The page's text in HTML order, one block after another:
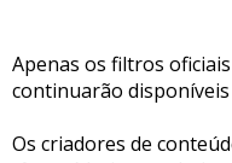
Apenas os filtros
continuarão disponíveis
Os criadores de